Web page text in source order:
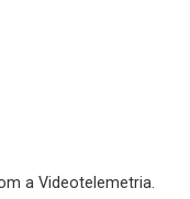
a Videotelemetria.